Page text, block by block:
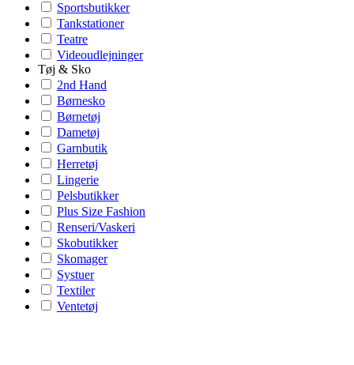
Sportsbutikker
Tankstationer
Teatre
Videoudlejninger
Tøj & Sko
2nd Hand
Børnesko
Børnetøj
Dametøj
Garnbutik
Herretøj
Lingerie
Pelsbutikker
Plus Size Fashion
Renseri/Vaskeri
Skobutikker
Skomager
Systuer
Textiler
Ventetøj